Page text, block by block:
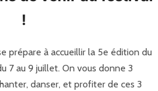
!
prépare à accueillir la 5e édition du
7 au 9 juillet. On vous donne 3
danser, et profiter de ces 3